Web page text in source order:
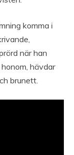
komma i
när han
hävdar
brunett.